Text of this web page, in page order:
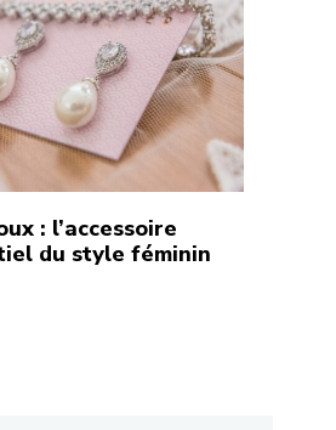
: l’accessoire
du style féminin